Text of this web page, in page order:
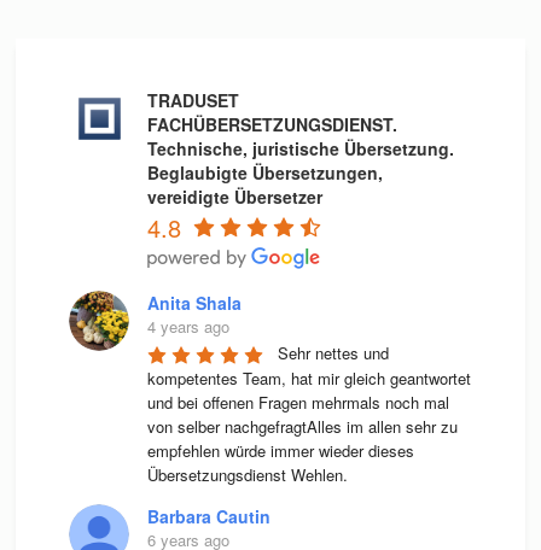
TRADUSET
FACHÜBERSETZUNGSDIENST.
Technische, juristische Übersetzung.
Beglaubigte Übersetzungen,
vereidigte Übersetzer
4.8
Anita Shala
4 years ago
Sehr nettes und
kompetentes Team, hat mir gleich geantwortet
und bei offenen Fragen mehrmals noch mal
von selber nachgefragtAlles im allen sehr zu
empfehlen würde immer wieder dieses
Übersetzungsdienst Wehlen.
Barbara Cautin
6 years ago